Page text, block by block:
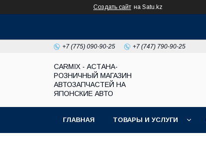
Создать сайт на Satu.kz
+7 (775) 090-90-25 +7 (747) 790-90-25
СARMIX - АСТАНА-
РОЗНИЧНЫЙ МАГАЗИН
АВТОЗАПЧАСТЕЙ НА
ЯПОНСКИЕ АВТО
ГЛАВНАЯ ТОВАРЫ И УСЛУГИ